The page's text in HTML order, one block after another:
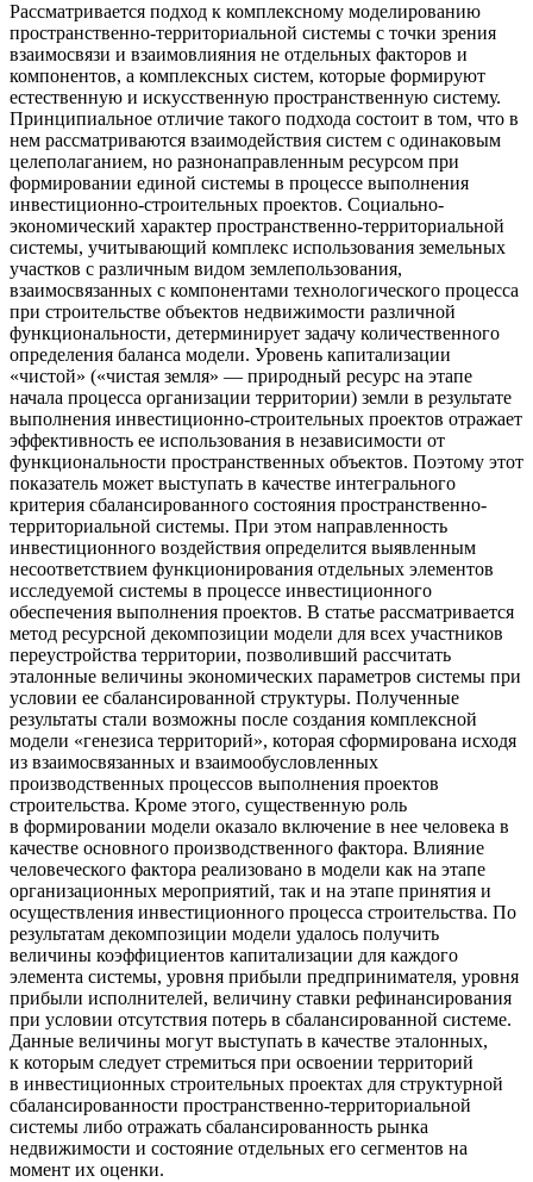
Рассматривается подход к комплексному моделированию
пространственно-территориальной системы с точки зрения
взаимосвязи и взаимовлияния не отдельных факторов и
компонентов, а комплексных систем, которые формируют
естественную и искусственную пространственную систему.
Принципиальное отличие такого подхода состоит в том, что в
нем рассматриваются взаимодействия систем с одинаковым
целеполаганием, но разнонаправленным ресурсом при
формировании единой системы в процессе выполнения
инвестиционно-строительных проектов. Социально-
экономический характер пространственно-территориальной
системы, учитывающий комплекс использования земельных
участков с различным видом землепользования,
взаимосвязанных с компонентами технологического процесса
при строительстве объектов недвижимости различной
функциональности, детерминирует задачу количественного
определения баланса модели. Уровень капитализации
«чистой» («чистая земля» — природный ресурс на этапе
начала процесса организации территории) земли в результате
выполнения инвестиционно-строительных проектов отражает
эффективность ее использования в независимости от
функциональности пространственных объектов. Поэтому этот
показатель может выступать в качестве интегрального
критерия сбалансированного состояния пространственно-
территориальной системы. При этом направленность
инвестиционного воздействия определится выявленным
несоответствием функционирования отдельных элементов
исследуемой системы в процессе инвестиционного
обеспечения выполнения проектов. В статье рассматривается
метод ресурсной декомпозиции модели для всех участников
переустройства территории, позволивший рассчитать
эталонные величины экономических параметров системы при
условии ее сбалансированной структуры. Полученные
результаты стали возможны после создания комплексной
модели «генезиса территорий», которая сформирована исходя
из взаимосвязанных и взаимообусловленных
производственных процессов выполнения проектов
строительства. Кроме этого, существенную роль
в формировании модели оказало включение в нее человека в
качестве основного производственного фактора. Влияние
человеческого фактора реализовано в модели как на этапе
организационных мероприятий, так и на этапе принятия и
осуществления инвестиционного процесса строительства. По
результатам декомпозиции модели удалось получить
величины коэффициентов капитализации для каждого
элемента системы, уровня прибыли предпринимателя, уровня
прибыли исполнителей, величину ставки рефинансирования
при условии отсутствия потерь в сбалансированной системе.
Данные величины могут выступать в качестве эталонных,
к которым следует стремиться при освоении территорий
в инвестиционных строительных проектах для структурной
сбалансированности пространственно-территориальной
системы либо отражать сбалансированность рынка
недвижимости и состояние отдельных его сегментов на
момент их оценки.